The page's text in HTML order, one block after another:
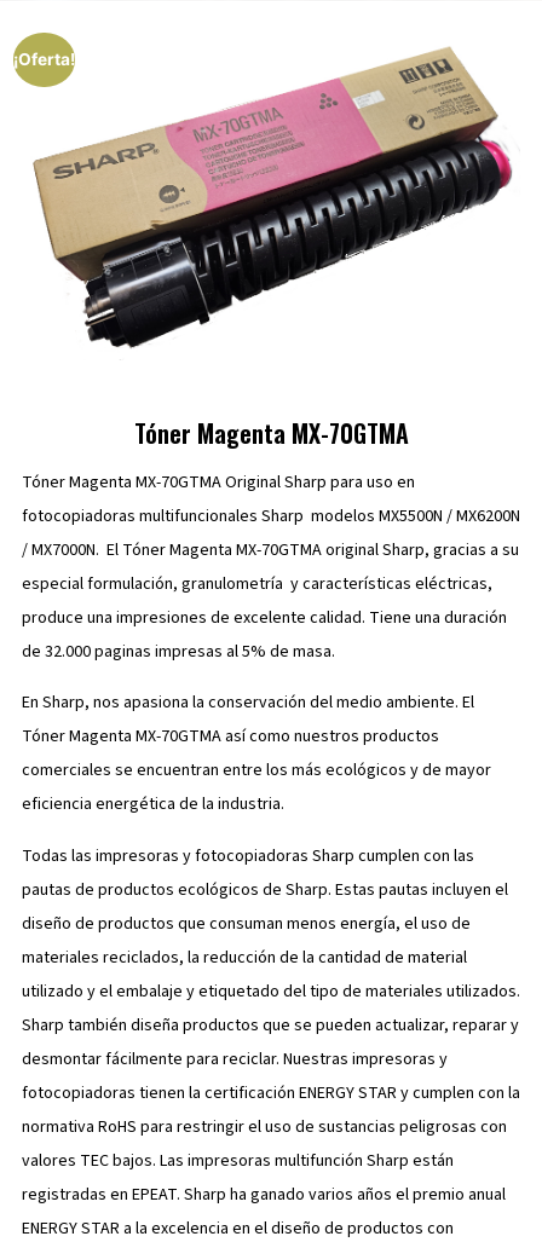
Tóner Magenta MX-70GTMA
Tóner Magenta MX-70GTMA Original Sharp para uso en
fotocopiadoras multifuncionales Sharp modelos MX5500N / MX6200N
/ MX7000N. El Tóner Magenta MX-70GTMA original Sharp, gracias a su
especial formulación, granulometría y características eléctricas,
produce una impresiones de excelente calidad. Tiene una duración
de 32.000 paginas impresas al 5% de masa.
En Sharp, nos apasiona la conservación del medio ambiente. El
Tóner Magenta MX-70GTMA así como nuestros productos
comerciales se encuentran entre los más ecológicos y de mayor
eficiencia energética de la industria.
Todas las impresoras y fotocopiadoras Sharp cumplen con las
pautas de productos ecológicos de Sharp. Estas pautas incluyen el
diseño de productos que consuman menos energía, el uso de
materiales reciclados, la reducción de la cantidad de material
utilizado y el embalaje y etiquetado del tipo de materiales utilizados.
Sharp también diseña productos que se pueden actualizar, reparar y
desmontar fácilmente para reciclar. Nuestras impresoras y
fotocopiadoras tienen la certificación ENERGY STAR y cumplen con la
normativa RoHS para restringir el uso de sustancias peligrosas con
valores TEC bajos. Las impresoras multifunción Sharp están
registradas en EPEAT. Sharp ha ganado varios años el premio anual
ENERGY STAR a la excelencia en el diseño de productos con
¡Oferta!